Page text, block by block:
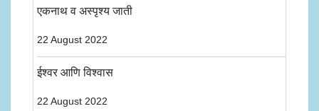
एकनाथ व अस्पृश्य जाती
22 August 2022
ईश्वर आणि विश्वास
22 August 2022